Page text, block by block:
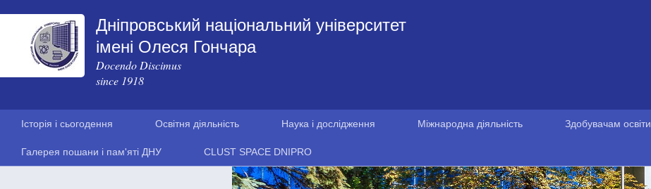
Дніпровський національний університет
імені Олеся Гончара
Docendo Discimus
since 1918
Історія і сьогодення Освітня діяльність Наука і дослідження Міжнародна діяльність Здобувачам освіти
Галерея пошани і пам'яті ДНУ CLUST SPACE DNIPRO